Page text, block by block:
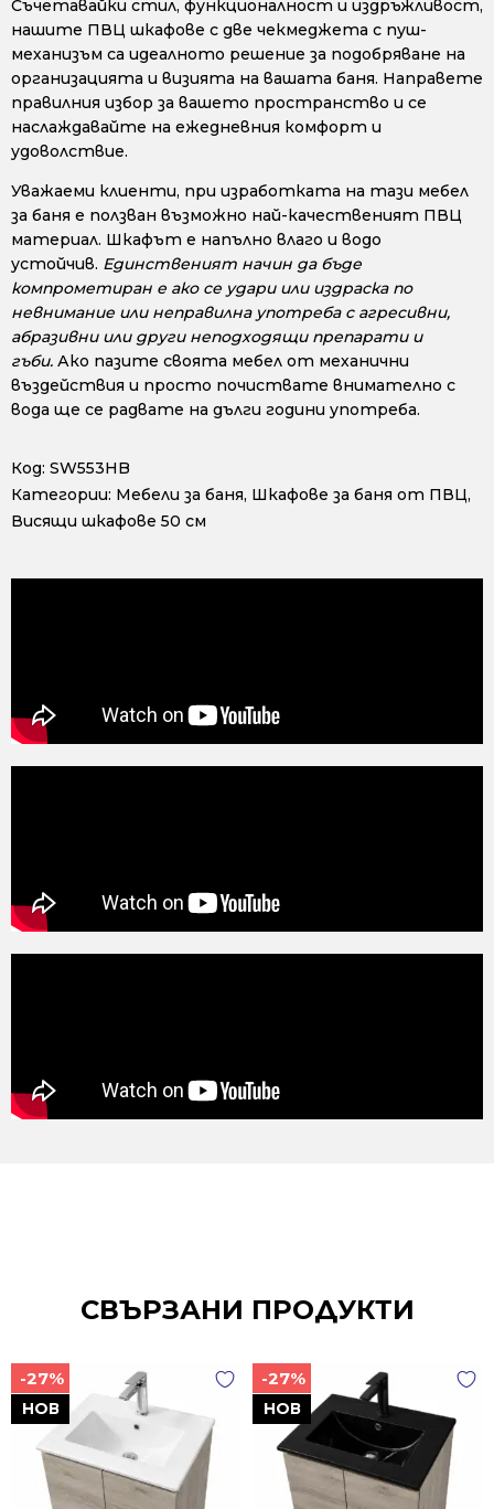
Съчетавайки стил, функционалност и издръжливост,
нашите ПВЦ шкафове с две чекмеджета с пуш-
механизъм са идеалното решение за подобряване на
организацията и визията на вашата баня. Направете
правилния избор за вашето пространство и се
наслаждавайте на ежедневния комфорт и
удоволствие.
Уважаеми клиенти, при изработката на тази мебел
за баня е ползван възможно най-качественият ПВЦ
материал. Шкафът е напълно влаго и водо
устойчив. Единственият начин да бъде
компрометиран е ако се удари или издраска по
невнимание или неправилна употреба с агресивни,
абразивни или други неподходящи препарати и
гъби. Ако пазите своята мебел от механични
въздействия и просто почиствате внимателно с
вода ще се радвате на дълги години употреба.
Код: SW553HB
Категории: Мебели за баня, Шкафове за баня от ПВЦ,
Висящи шкафове 50 см
СВЪРЗАНИ ПРОДУКТИ
НОВ
-27%
НОВ
-27%